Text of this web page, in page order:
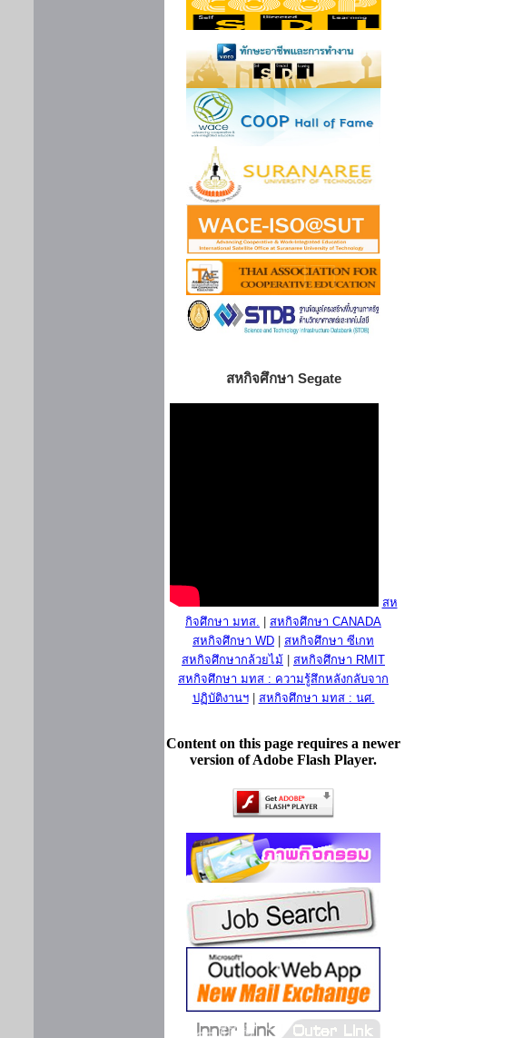
สหกิจศึกษา Segate
สห
กิจศึกษา มทส.
สหกิจศึกษา CANADA
สหกิจศึกษา WD
สหกิจศึกษา ซีเกท
สหกิจศึกษากล้วยไม้
สหกิจศึกษา RMIT
สหกิจศึกษา มทส : ความรู้สึกหลังกลับจาก
ปฏิบัติงานฯ| สหกิจศึกษา มทส : นศ.
Content on this page requires a newer
version of Adobe Flash Player.